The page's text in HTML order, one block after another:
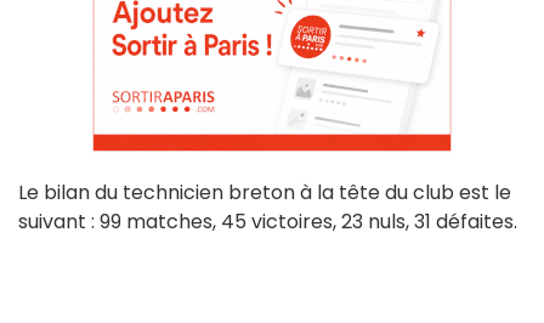
Le bilan du technicien breton à la tête du club est le
suivant : 99 matches, 45 victoires, 23 nuls, 31 défaites.